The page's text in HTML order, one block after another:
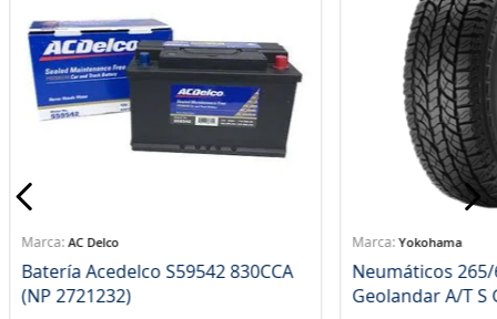
AC Delco
Batería Acedelco S59542 830CCA
(NP 2721232)
Yokohama
Neumáticos 265/